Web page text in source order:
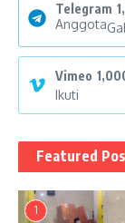
Telegram
Anggota
Vimeo
Ikuti
Featured
1